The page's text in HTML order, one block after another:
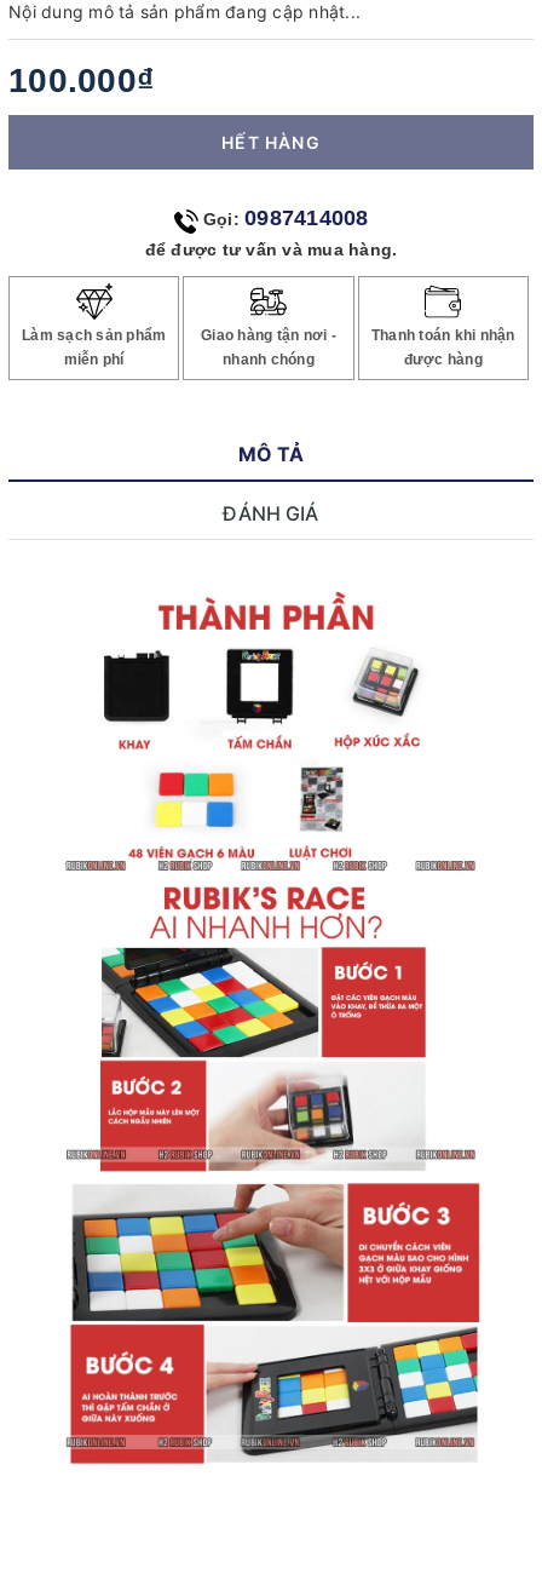
Nội dung mô tả sản phẩm đang cập nhật...
100.000₫
HẾT HÀNG
Gọi: 0987414008
để được tư vấn và mua hàng.
Làm sạch sản phẩm
miễn phí
Giao hàng tận nơi -
nhanh chóng
Thanh toán khi nhận
được hàng
MÔ TẢ
ĐÁNH GIÁ